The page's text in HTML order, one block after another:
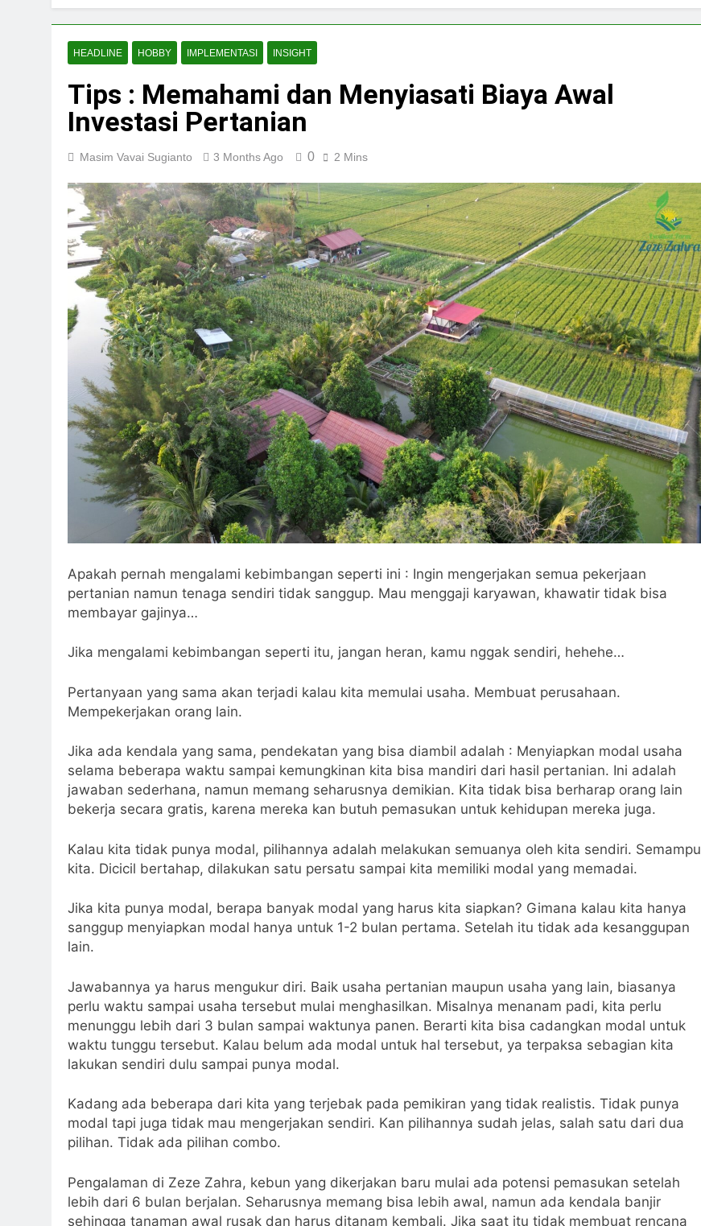
HEADLINE HOBBY IMPLEMENTASI INSIGHT
Tips : Memahami dan Menyiasati Biaya Awal
Investasi Pertanian
Masim Vavai Sugianto 3 Months Ago 0 2 Mins
Apakah pernah mengalami kebimbangan seperti ini : Ingin mengerjakan semua pekerjaan
pertanian namun tenaga sendiri tidak sanggup. Mau menggaji karyawan, khawatir tidak bisa
membayar gajinya…
Jika mengalami kebimbangan seperti itu, jangan heran, kamu nggak sendiri, hehehe…
Pertanyaan yang sama akan terjadi kalau kita memulai usaha. Membuat perusahaan.
Mempekerjakan orang lain.
Jika ada kendala yang sama, pendekatan yang bisa diambil adalah : Menyiapkan modal usaha
selama beberapa waktu sampai kemungkinan kita bisa mandiri dari hasil pertanian. Ini adalah
jawaban sederhana, namun memang seharusnya demikian. Kita tidak bisa berharap orang lain
bekerja secara gratis, karena mereka kan butuh pemasukan untuk kehidupan mereka juga.
Kalau kita tidak punya modal, pilihannya adalah melakukan semuanya oleh kita sendiri. Semampu
kita. Dicicil bertahap, dilakukan satu persatu sampai kita memiliki modal yang memadai.
Jika kita punya modal, berapa banyak modal yang harus kita siapkan? Gimana kalau kita hanya
sanggup menyiapkan modal hanya untuk 1-2 bulan pertama. Setelah itu tidak ada kesanggupan
lain.
Jawabannya ya harus mengukur diri. Baik usaha pertanian maupun usaha yang lain, biasanya
perlu waktu sampai usaha tersebut mulai menghasilkan. Misalnya menanam padi, kita perlu
menunggu lebih dari 3 bulan sampai waktunya panen. Berarti kita bisa cadangkan modal untuk
waktu tunggu tersebut. Kalau belum ada modal untuk hal tersebut, ya terpaksa sebagian kita
lakukan sendiri dulu sampai punya modal.
Kadang ada beberapa dari kita yang terjebak pada pemikiran yang tidak realistis. Tidak punya
modal tapi juga tidak mau mengerjakan sendiri. Kan pilihannya sudah jelas, salah satu dari dua
pilihan. Tidak ada pilihan combo.
Pengalaman di Zeze Zahra, kebun yang dikerjakan baru mulai ada potensi pemasukan setelah
lebih dari 6 bulan berjalan. Seharusnya memang bisa lebih awal, namun ada kendala banjir
sehingga tanaman awal rusak dan harus ditanam kembali. Jika saat itu tidak membuat rencana